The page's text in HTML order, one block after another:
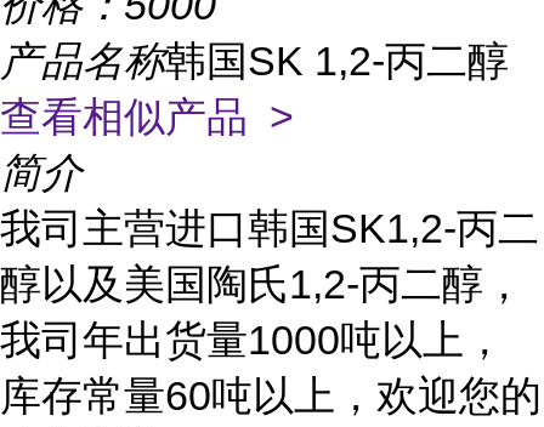
产品名称韩国SK 1,2-丙二醇
查看相似产品 >
简介
我司主营进口韩国SK1,2-丙二
醇以及美国陶氏1,2-丙二醇，
我司年出货量1000吨以上，
库存常量60吨以上，欢迎您的